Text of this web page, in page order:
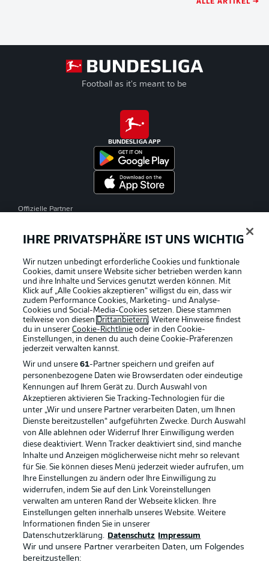
Football as it's meant to be
BUNDESLIGA APP
Offizielle Partner
Rechtliche Hinweise Voreinstellungen verwalten
Datenschutz Nutzungsbedingungen
Broadcaster Kontakt
Jobs Impressum
Partner Spieler
Liveticker
IHRE PRIVATSPHÄRE IST UNS WICHTIG
Wir nutzen unbedingt erforderliche Cookies und funktionale
Cookies, damit unsere Website sicher betrieben werden kann
und ihre Inhalte und Services genutzt werden können. Mit
Klick auf „Alle Cookies akzeptieren“ willigst du ein, dass wir
zudem Performance Cookies, Marketing- und Analyse-
Cookies und Social-Media-Cookies setzen. Diese stammen
teilweise von diesen Drittanbietern. Weitere Hinweise findest
du in unsererCookie-Richtlinie oder in den Cookie-
Einstellungen, in denen du auch deine Cookie-Präferenzen
jederzeit verwalten kannst.
Wir und unsere61-Partner speichern und greifen auf
personenbezogene Daten wie Browserdaten oder eindeutige
Kennungen auf Ihrem Gerät zu. Durch Auswahl von
Akzeptieren aktivieren Sie Tracking-Technologien für die
unter „Wir und unsere Partner verarbeiten Daten, um Ihnen
Dienste bereitzustellen“ aufgeführten Zwecke. Durch Auswahl
von Alle ablehnen oder Widerruf Ihrer Einwilligung werden
diese deaktiviert. Wenn Tracker deaktiviert sind, sind manche
Inhalte und Anzeigen möglicherweise nicht mehr so relevant
für Sie. Sie können dieses Menü jederzeit wieder aufrufen, um
Ihre Einstellungen zu ändern oder Ihre Einwilligung zu
widerrufen, indem Sie auf den Link Voreinstellungen
verwalten am unteren Rand der Webseite klicken. Ihre
Einstellungen gelten innerhalb unseres Website. Weitere
Informationen finden Sie in unserer
Datenschutzerklärung.
Datenschutz Impressum
Wir und unsere Partner verarbeiten Daten, um Folgendes
bereitzustellen: